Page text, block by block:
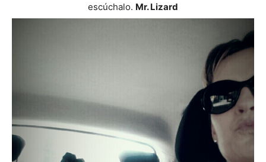
escúchalo. Mr. Lizard